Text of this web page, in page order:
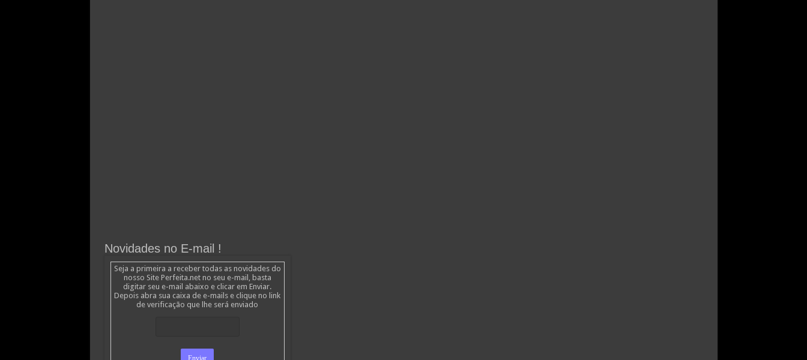
Novidades no E-mail !
Seja a primeira a receber todas as novidades do
nosso Site Perfeita.net no seu e-mail, basta
digitar seu e-mail abaixo e clicar em Enviar.
Depois abra sua caixa de e-mails e clique no link
de verificação que lhe será enviado